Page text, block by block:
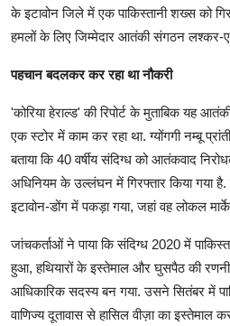
के इटावोन जिले में एक पाकिस्तानी शख्स को
हमलों के लिए जिम्मेदार आतंकी संगठन लश्कर-
पहचान बदलकर कर रहा था नौकरी
'कोरिया हेराल्ड' की रिपोर्ट के मुताबिक यह
एक स्टोर में काम कर रहा था. ग्योंगगी नम्बू
बताया कि 40 वर्षीय संदिग्ध को आतंकवाद
अधिनियम के उल्लंघन में गिरफ्तार किया गया
इटावोन-डोंग में पकड़ा गया, जहां वह लोकल
जांचकर्ताओं ने पाया कि संदिग्ध 2020 में
हुआ, हथियारों के इस्तेमाल और घुसपैठ की
आधिकारिक सदस्य बन गया. उसने सितंबर में
वाणिज्य दूतावास से हासिल वीज़ा का इस्तेमाल